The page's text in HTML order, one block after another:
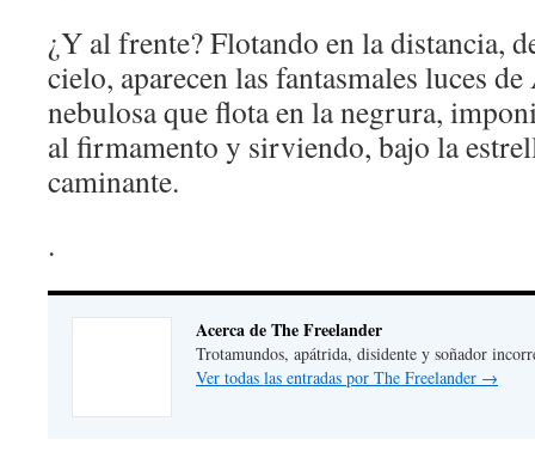
¿Y al frente? Flotando en la distancia,
cielo, aparecen las fantasmales luces
nebulosa que flota en la negrura,
al firmamento y sirviendo, bajo la
caminante.
.
Acerca de The Freelander
Trotamundos, apátrida, disidente y soñador
Ver todas las entradas por The Freelander →